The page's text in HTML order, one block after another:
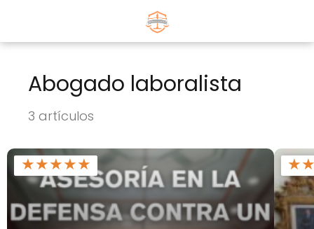
Abogado laboralista
3 artículos
★★★★★ ★